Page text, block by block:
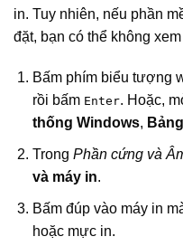
in. Tuy nhiên, nếu phần
đặt, bạn có thể không
Bấm phím biểu tượng
rồi bấm Enter. Hoặc,
thống Windows,
Trong Phần cứng và
và máy in.
Bấm đúp vào máy in
hoặc mực in.